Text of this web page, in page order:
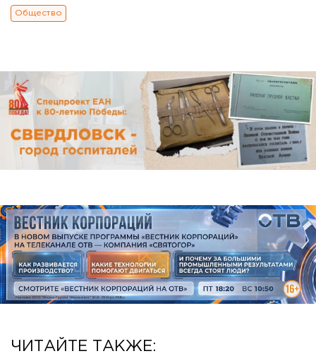
Общество
ЧИТАЙТЕ ТАКЖЕ: